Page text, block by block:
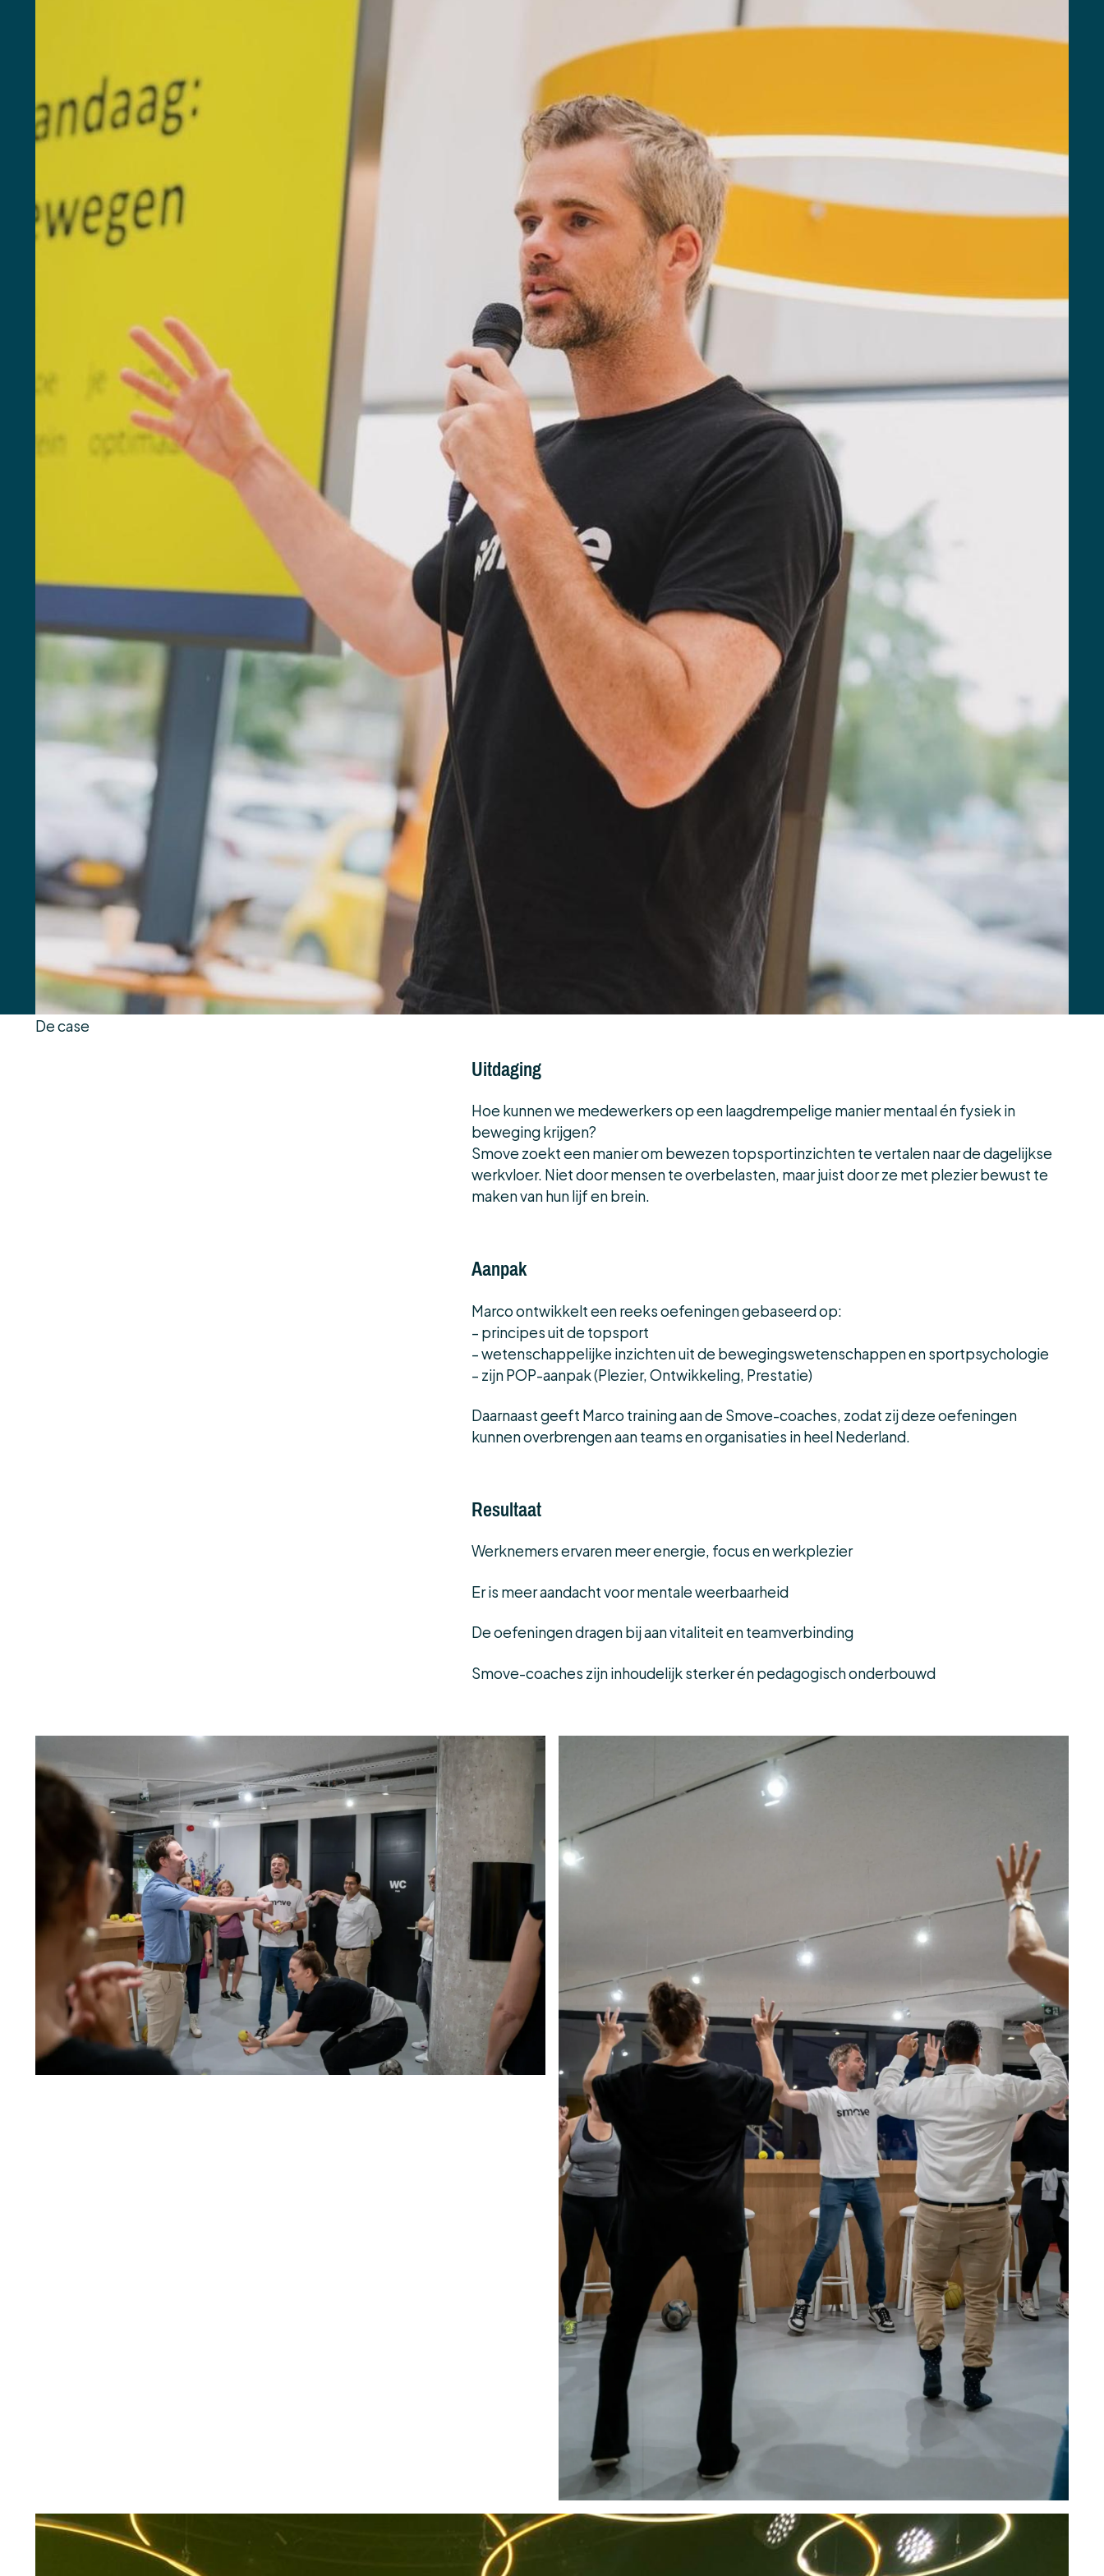
De case
Uitdaging
Hoe kunnen we medewerkers op een laagdrempelige manier mentaal én fysiek in
beweging krijgen?
Smove zoekt een manier om bewezen topsportinzichten te vertalen naar de dagelijkse
werkvloer. Niet door mensen te overbelasten, maar juist door ze met plezier bewust te
maken van hun lijf en brein.
Aanpak
Marco ontwikkelt een reeks oefeningen gebaseerd op:
– principes uit de topsport
– wetenschappelijke inzichten uit de bewegingswetenschappen en sportpsychologie
– zijn POP-aanpak (Plezier, Ontwikkeling, Prestatie)
Daarnaast geeft Marco training aan de Smove-coaches, zodat zij deze oefeningen
kunnen overbrengen aan teams en organisaties in heel Nederland.
Resultaat
Werknemers ervaren meer energie, focus en werkplezier
Er is meer aandacht voor mentale weerbaarheid
De oefeningen dragen bij aan vitaliteit en teamverbinding
Smove-coaches zijn inhoudelijk sterker én pedagogisch onderbouwd